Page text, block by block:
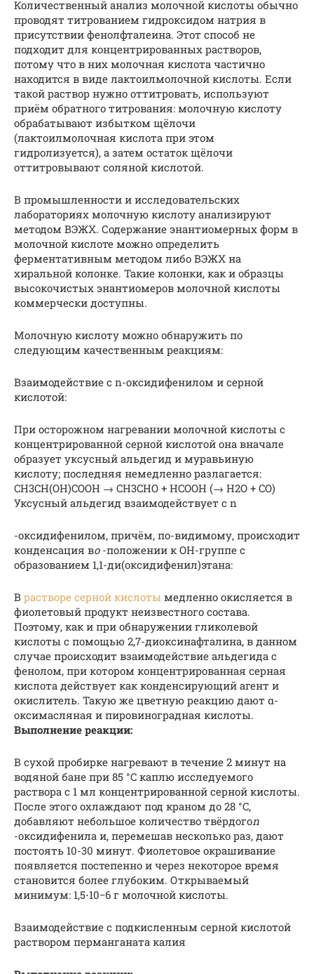
Количественный анализ молочной кислоты обычно
проводят титрованием гидроксидом натрия в
присутствии фенолфталеина. Этот способ не
подходит для концентрированных растворов,
потому что в них молочная кислота частично
находится в виде лактоилмолочной кислоты. Если
такой раствор нужно оттитровать, используют
приём обратного титрования: молочную кислоту
обрабатывают избытком щёлочи
(лактоилмолочная кислота при этом
гидролизуется), а затем остаток щёлочи
оттитровывают соляной кислотой.
В промышленности и исследовательских
лабораториях молочную кислоту анализируют
методом ВЭЖХ. Содержание энантиомерных форм в
молочной кислоте можно определить
ферментативным методом либо ВЭЖХ на
хиральной колонке. Такие колонки, как и образцы
высокочистых энантиомеров молочной кислоты
коммерчески доступны.
Молочную кислоту можно обнаружить по
следующим качественным реакциям:
Взаимодействие с n-оксидифенилом и серной
кислотой:
При осторожном нагревании молочной кислоты с
концентрированной серной кислотой она вначале
образует уксусный альдегид и муравьиную
кислоту; последняя немедленно разлагается:
CH3CH(OH)COOH → CH3CHO + HCOOH (→ H2O + CO)
Уксусный альдегид взаимодействует с n
-оксидифенилом, причём, по-видимому, происходит
конденсация вo-положении к OH-группе с
образованием 1,1-ди(оксидифенил)этана:
В растворе серной кислоты медленно окисляется в
фиолетовый продукт неизвестного состава.
Поэтому, как и при обнаружении гликолевой
кислоты с помощью 2,7-диоксинафталина, в данном
случае происходит взаимодействие альдегида с
фенолом, при котором концентрированная серная
кислота действует как конденсирующий агент и
окислитель. Такую же цветную реакцию дают α-
оксимасляная и пировиноградная кислоты.
Выполнение реакции:
В сухой пробирке нагревают в течение 2 минут на
водяной бане при 85 °C каплю исследуемого
раствора с 1 мл концентрированной серной кислоты.
После этого охлаждают под краном до 28 °C,
добавляют небольшое количество твёрдогоn
-оксидифенила и, перемешав несколько раз, дают
постоять 10-30 минут. Фиолетовое окрашивание
появляется постепенно и через некоторое время
становится более глубоким. Открываемый
минимум: 1,5⋅10−6 г молочной кислоты.
Взаимодействие с подкисленным серной кислотой
раствором перманганата калия